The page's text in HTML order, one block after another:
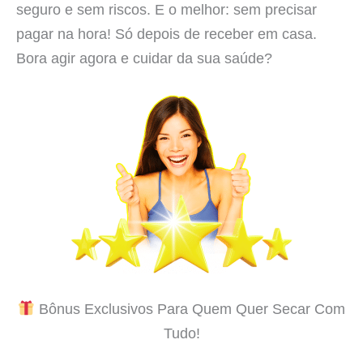
seguro e sem riscos. E o melhor: sem precisar
pagar na hora! Só depois de receber em casa.
Bora agir agora e cuidar da sua saúde?
Bônus Exclusivos Para Quem Quer Secar Com
Tudo!